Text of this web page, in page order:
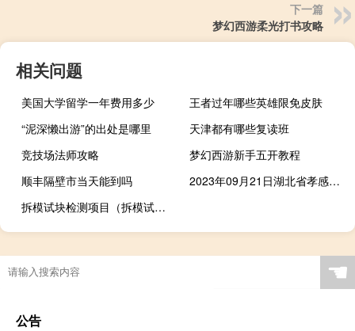
下一篇
梦幻西游柔光打书攻略
相关问题
美国大学留学一年费用多少
王者过年哪些英雄限免皮肤
“泥深懒出游”的出处是哪里
天津都有哪些复读班
竞技场法师攻略
梦幻西游新手五开教程
顺丰隔壁市当天能到吗
2023年09月21日湖北省孝感市疫情大数据-今日/今天疫情全网搜索最新实时消息动态情况通知播报
拆模试块检测项目（拆模试块送检规范）
☚
公告